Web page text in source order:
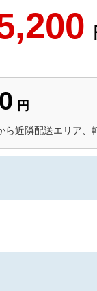
円
ら近隣配送エリア、